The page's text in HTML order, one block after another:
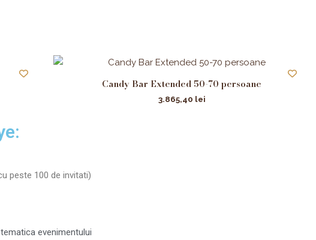
Candy Bar Extended 50-70 persoane
3.865,40 lei
peste 100 de invitati)
evenimentului